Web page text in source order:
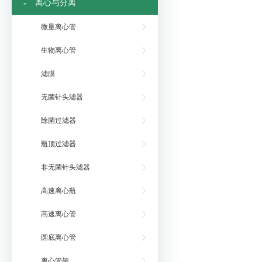
- 离心与分离
微量离心管
生物离心管
滤膜
无菌针头滤器
除菌过滤器
瓶顶过滤器
非无菌针头滤器
高速离心瓶
高速离心管
圆底离心管